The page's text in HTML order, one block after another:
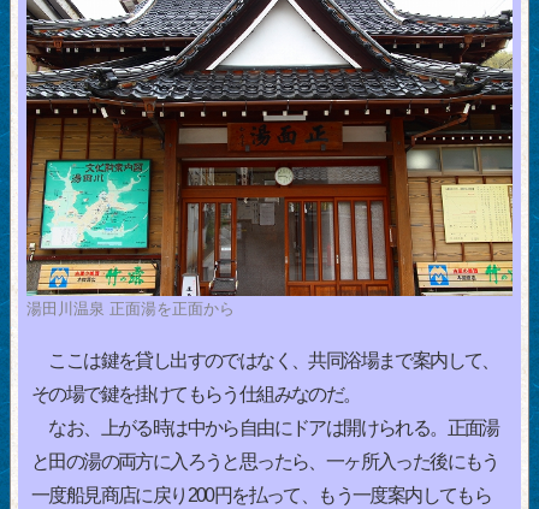
湯田川温泉 正面湯を正面から
ここは鍵を貸し出すのではなく、共同浴場まで案内して、
その場で鍵を掛けてもらう仕組みなのだ。
なお、上がる時は中から自由にドアは開けられる。正面湯
と田の湯の両方に入ろうと思ったら、一ヶ所入った後にもう
一度船見商店に戻り200円を払って、もう一度案内してもら